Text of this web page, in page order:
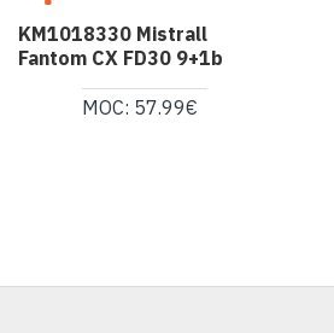
KM1018330 Mistrall
Fantom CX FD30 9+1b
MOC: 57.99€